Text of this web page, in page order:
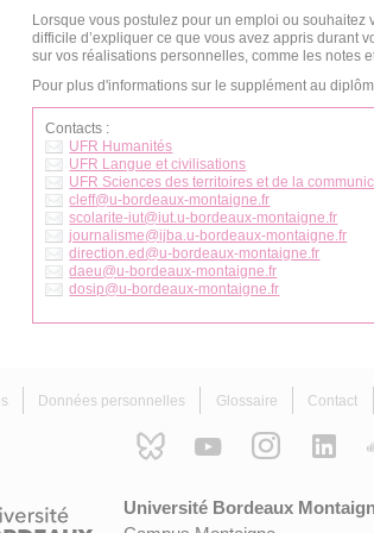
Lorsque vous postulez pour un emploi ou
difficile d’expliquer ce que vous avez appris durant
sur vos réalisations personnelles, comme les notes
Pour plus d'informations sur le supplément au
Contacts :
UFR Humanités
UFR Langue et civilisations
UFR Sciences des territoires et de la
cleff@u-bordeaux-montaigne.fr
scolarite-iut@iut.u-bordeaux-montaigne.fr
journalisme@ijba.u-bordeaux-montaigne.fr
direction.ed@u-bordeaux-montaigne.fr
daeu@u‐bordeaux‐montaigne.fr
dosip@u-bordeaux-montaigne.fr
Données personnelles Glossaire Contact
Université Bordeaux